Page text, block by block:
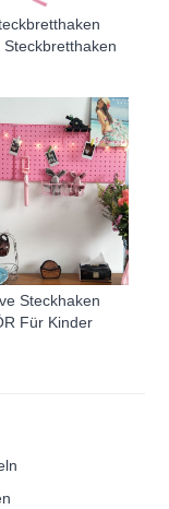
Steckbretthaken
Steckhaken
Für Kinder